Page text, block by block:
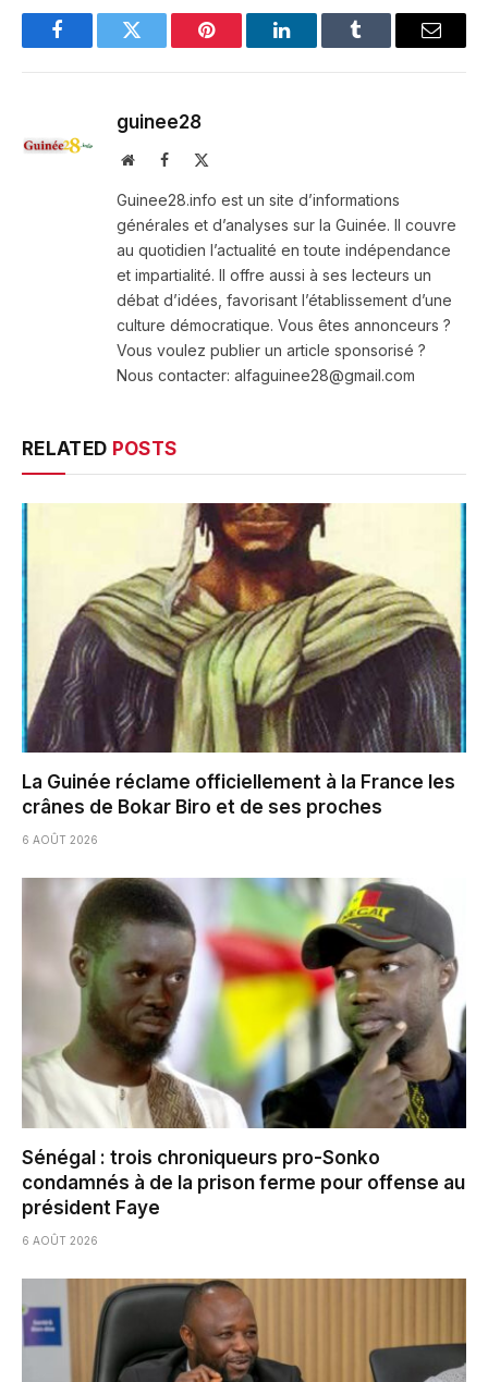
FacebookTwitter Pinterest LinkedInTumblr Email
guinee28
WebsiteFacebook
Guinee28.info est un site d’informations
générales et d’analyses sur la Guinée. Il couvre
au quotidien l’actualité en toute indépendance
et impartialité. Il offre aussi à ses lecteurs un
débat d’idées, favorisant l’établissement d’une
culture démocratique. Vous êtes annonceurs ?
Vous voulez publier un article sponsorisé ?
Nous contacter: alfaguinee28@gmail.com
RELATED POSTS
La Guinée réclame officiellement à la France les
crânes de Bokar Biro et de ses proches
6 AOÛT 2026
Sénégal : trois chroniqueurs pro-Sonko
condamnés à de la prison ferme pour offense au
président Faye
6 AOÛT 2026